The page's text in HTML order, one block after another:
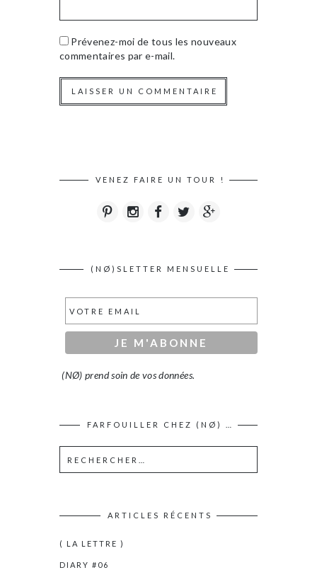
Prévenez-moi de tous les nouveaux
commentaires par e-mail.
VENEZ FAIRE UN TOUR !
(NØ)SLETTER MENSUELLE
(NØ) prend soin de vos données.
FARFOUILLER CHEZ (NØ) …
ARTICLES RÉCENTS
( LA LETTRE )
DIARY #06